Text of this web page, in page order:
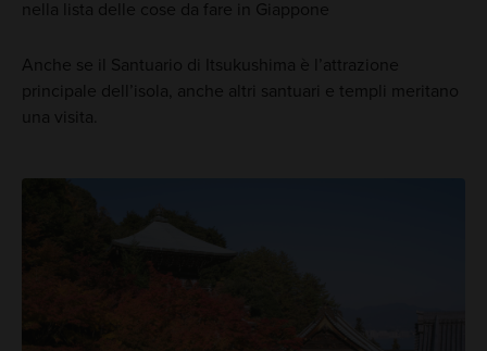
nella lista delle cose da fare in Giappone
Anche se il Santuario di Itsukushima è l’attrazione
principale dell’isola, anche altri santuari e templi meritano
una visita.